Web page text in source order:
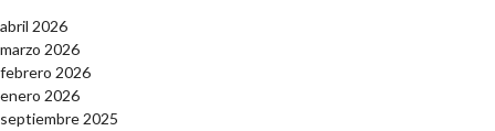
abril 2026
marzo 2026
febrero 2026
enero 2026
septiembre 2025